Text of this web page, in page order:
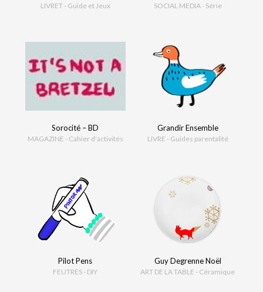
LIVRET - Guide et Jeux SOCIAL MEDIA - Série
Sorocité – BD
MAGAZINE - Cahier d'activités
Grandir Ensemble
LIVRE - Guides parentalité
Pilot Pens
FEUTRES - DIY
Guy Degrenne Noël
ART DE LA TABLE - Céramique